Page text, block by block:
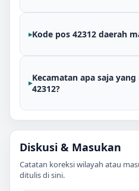
Kode pos 42312 daerah
Kecamatan apa saja
42312?
Diskusi & Masukan
Catatan koreksi wilayah atau
ditulis di sini.